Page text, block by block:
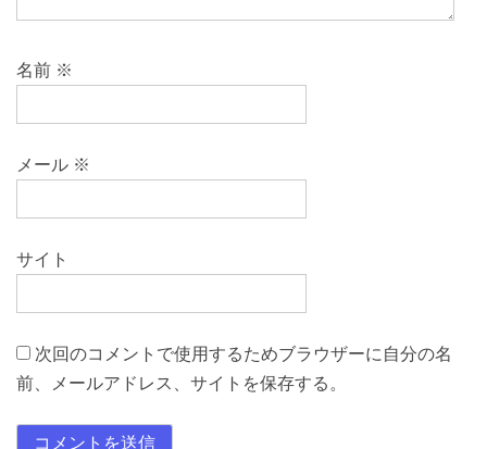
名前 ※
メール ※
サイト
次回のコメントで使用するためブラウザーに自分の名
前、メールアドレス、サイトを保存する。